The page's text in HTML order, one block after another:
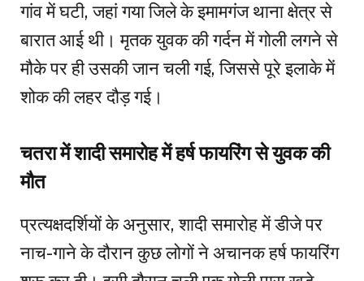
गांव में घटी, जहां गया जिले के इमामगंज थाना क्षेत्र से
बारात आई थी। मृतक युवक की गर्दन में गोली लगने से
मौके पर ही उसकी जान चली गई, जिससे पूरे इलाके में
शोक की लहर दौड़ गई।
चतरा में शादी समारोह में हर्ष फायरिंग से युवक की
मौत
प्रत्यक्षदर्शियों के अनुसार, शादी समारोह में डीजे पर
नाच-गाने के दौरान कुछ लोगों ने अचानक हर्ष फायरिंग